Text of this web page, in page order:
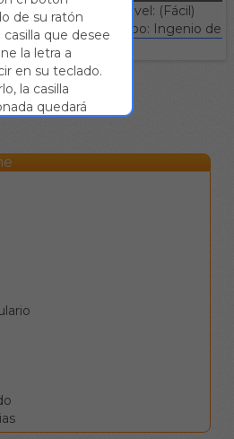
Gratuito
Nivel: (Fácil)
Tipo: Ingenio
de su ratón
casilla que desee
la letra a
en su teclado.
la casilla
quedará
Así, podrá
sin
de pulsar
flechas ← ↑ → ↓
direcciones.
la dirección de
de retroceso